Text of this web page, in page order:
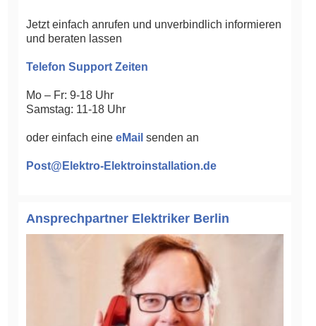
Jetzt einfach anrufen und unverbindlich informieren
und beraten lassen
Telefon Support Zeiten
Mo – Fr: 9-18 Uhr
Samstag: 11-18 Uhr
oder einfach eine eMail senden an
Post@Elektro-Elektroinstallation.de
Ansprechpartner Elektriker Berlin